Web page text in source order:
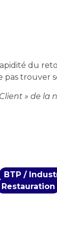
du
trouver
» de
BTP /
Restauration